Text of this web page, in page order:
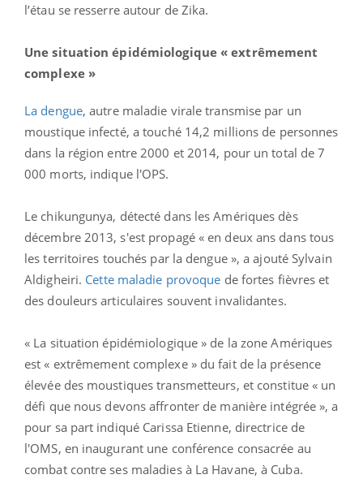
l’étau se resserre autour de Zika.
Une situation épidémiologique « extrêmement
complexe »
La dengue, autre maladie virale transmise par un
moustique infecté, a touché 14,2 millions de personnes
dans la région entre 2000 et 2014, pour un total de 7
000 morts, indique l'OPS.
Le chikungunya, détecté dans les Amériques dès
décembre 2013, s'est propagé « en deux ans dans tous
les territoires touchés par la dengue », a ajouté Sylvain
Aldigheiri. Cette maladie provoque de fortes fièvres et
des douleurs articulaires souvent invalidantes.
« La situation épidémiologique » de la zone Amériques
est « extrêmement complexe » du fait de la présence
élevée des moustiques transmetteurs, et constitue « un
défi que nous devons affronter de manière intégrée », a
pour sa part indiqué Carissa Etienne, directrice de
l'OMS, en inaugurant une conférence consacrée au
combat contre ses maladies à La Havane, à Cuba.